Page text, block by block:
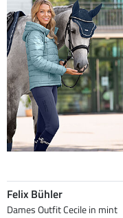
Felix Bühler
Dames Outfit Cecile in mint